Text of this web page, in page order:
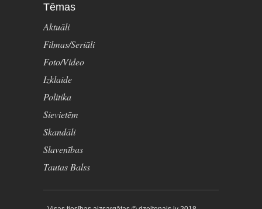
Tēmas
Aktuāli
Filmas/Seriāli
Foto/Video
Izklaide
Politika
Sievietēm
Skandāli
Slavenības
Tautas Balss